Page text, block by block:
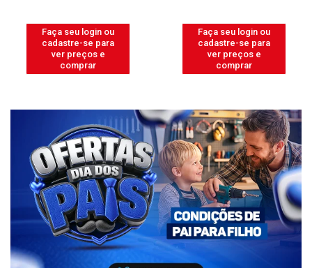
Faça seu login ou
cadastre-se para
ver preços e
comprar
Faça seu login ou
cadastre-se para
ver preços e
comprar